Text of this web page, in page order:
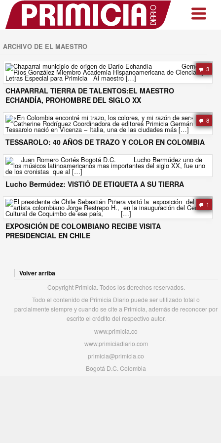
ARCHIVO DE EL MAESTRO
3
CHAPARRAL TIERRA DE TALENTOS:EL MAESTRO
ECHANDÍA, PROHOMBRE DEL SIGLO XX
8
TESSAROLO: 40 AÑOS DE TRAZO Y COLOR EN COLOMBIA
Lucho Bermúdez: VISTIÓ DE ETIQUETA A SU TIERRA
1
EXPOSICIÓN DE COLOMBIANO RECIBE VISITA
PRESIDENCIAL EN CHILE
Volver arriba
Copyright Primicia. Todos los derechos reservados.
Todo el contenido de Primicia Diario puede ser utilizado total o
parcialmente siempre y cuando se cite a Primicia, además de reconocer por
escrito el crédito del respectivo autor.
www.primicia.co
www.primiciadiario.com
primicia@primicia.co
Bogotá D.C. Colombia